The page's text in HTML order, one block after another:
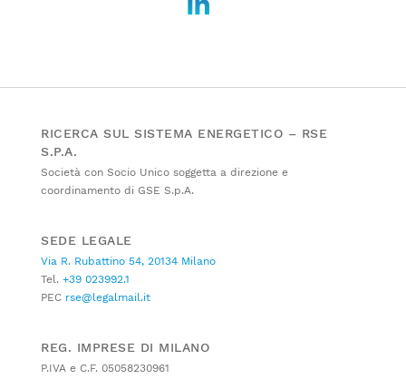
RICERCA SUL SISTEMA ENERGETICO – RSE
S.P.A.
Società con Socio Unico soggetta a direzione e
coordinamento di GSE S.p.A.
SEDE LEGALE
Via R. Rubattino 54, 20134 Milano
Tel. +39 023992.1
PEC rse@legalmail.it
REG. IMPRESE DI MILANO
P.IVA e C.F. 05058230961